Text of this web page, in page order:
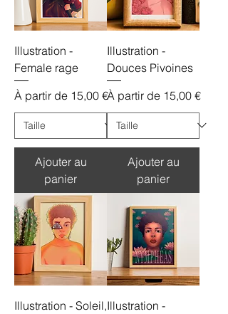
Illustration -
Female rage
À partir de 15,00 €
Prix promotionnel
Ajouter au
panier
Illustration -
Douces Pivoines
À partir de 15,00 €
Prix promotionnel
Ajouter au
panier
Illustration - Soleil,Illustration -